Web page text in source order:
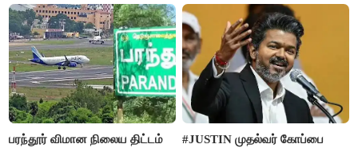
பரந்தூர் விமான நிலைய திட்டம்
#JUSTIN முதல்வர் கோப்பை